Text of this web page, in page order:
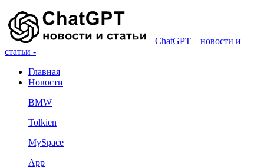
ChatGPT – новости и
статьи -
Главная
Новости
BMW
Tolkien
MySpace
App